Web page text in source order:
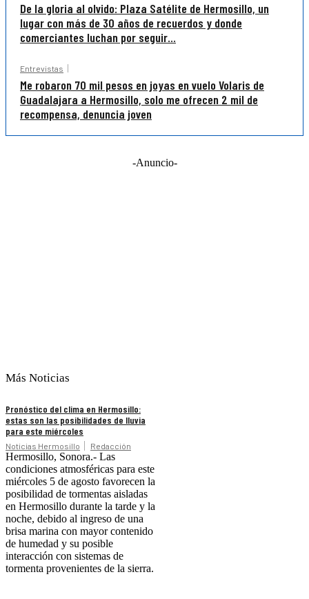
De la gloria al olvido: Plaza Satélite de Hermosillo, un
lugar con más de 30 años de recuerdos y donde
comerciantes luchan por seguir...
Entrevistas
Me robaron 70 mil pesos en joyas en vuelo Volaris de
Guadalajara a Hermosillo, solo me ofrecen 2 mil de
recompensa, denuncia joven
-Anuncio-
Más Noticias
Pronóstico del clima en Hermosillo:
estas son las posibilidades de lluvia
para este miércoles
Noticias Hermosillo Redacción
Hermosillo, Sonora.- Las
condiciones atmosféricas para este
miércoles 5 de agosto favorecen la
posibilidad de tormentas aisladas
en Hermosillo durante la tarde y la
noche, debido al ingreso de una
brisa marina con mayor contenido
de humedad y su posible
interacción con sistemas de
tormenta provenientes de la sierra.